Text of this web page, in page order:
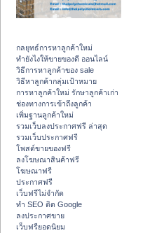
กลยุทธ์การหาลูกค้าใหม่
ทํายังไงให้ขายของดี ออนไลน์
วิธีการหาลูกค้าของ sale
วิธีหาลูกค้ากลุ่มเป้าหมาย
การหาลูกค้าใหม่ รักษาลูกค้าเก่า
ช่องทางการเข้าถึงลูกค้า
เพิ่มฐานลูกค้าใหม่
รวมเว็บลงประกาศฟรี ล่าสุด
รวมเว็บประกาศฟรี
โพสต์ขายของฟรี
ลงโฆษณาสินค้าฟรี
โฆษณาฟรี
ประกาศฟรี
เว็บฟรีไม่จำกัด
ทำ SEO ติด Google
ลงประกาศขาย
เว็บฟรียอดนิยม